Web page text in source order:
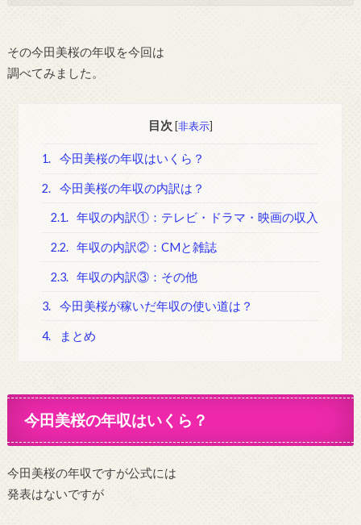
その今田美桜の年収を今回は
調べてみました。
目次 [非表示]
1. 今田美桜の年収はいくら？
2. 今田美桜の年収の内訳は？
2.1. 年収の内訳①：テレビ・ドラマ・映画の収入
2.2. 年収の内訳②：CMと雑誌
2.3. 年収の内訳③：その他
3. 今田美桜が稼いだ年収の使い道は？
4. まとめ
今田美桜の年収はいくら？
今田美桜の年収ですが公式には
発表はないですが